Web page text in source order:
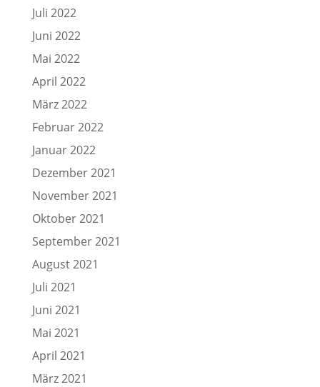
Juli 2022
Juni 2022
Mai 2022
April 2022
März 2022
Februar 2022
Januar 2022
Dezember 2021
November 2021
Oktober 2021
September 2021
August 2021
Juli 2021
Juni 2021
Mai 2021
April 2021
März 2021